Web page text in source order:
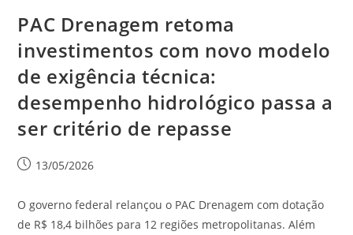
PAC Drenagem retoma
investimentos com novo modelo
de exigência técnica:
desempenho hidrológico passa a
ser critério de repasse
13/05/2026
O governo federal relançou o PAC Drenagem com dotação
de R$ 18,4 bilhões para 12 regiões metropolitanas. Além